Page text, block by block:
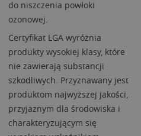
do niszczenia powłoki
ozonowej.
Certyfikat LGA wyróżnia
produkty wysokiej klasy, które
nie zawierają substancji
szkodliwych. Przyznawany jest
produktom najwyższej jakości,
przyjaznym dla środowiska i
charakteryzującym się